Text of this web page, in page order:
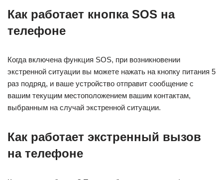
Как работает кнопка SOS на
телефоне
Когда включена функция SOS, при возникновении
экстренной ситуации вы можете нажать на кнопку питания 5
раз подряд, и ваше устройство отправит сообщение с
вашим текущим местоположением вашим контактам,
выбранным на случай экстренной ситуации.
Как работает экстренный вызов
на телефоне